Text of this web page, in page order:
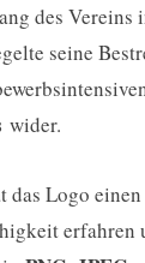
des Vereins
seine
wider.
das Logo
erfahren